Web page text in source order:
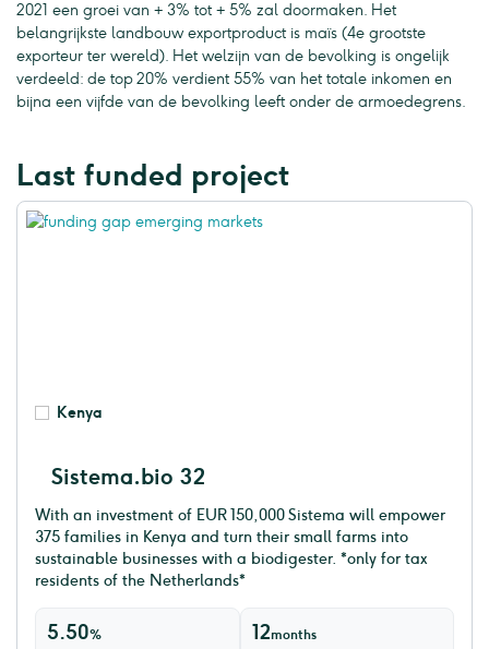
2021 een groei van + 3% tot + 5% zal doormaken. Het
belangrijkste landbouw exportproduct is maïs (4e grootste
exporteur ter wereld). Het welzijn van de bevolking is ongelijk
verdeeld: de top 20% verdient 55% van het totale inkomen en
bijna een vijfde van de bevolking leeft onder de armoedegrens.
Last funded project
Kenya
Sistema.bio 32
With an investment of EUR 150,000 Sistema will empower
375 families in Kenya and turn their small farms into
sustainable businesses with a biodigester. *only for tax
residents of the Netherlands*
5.50%
12months